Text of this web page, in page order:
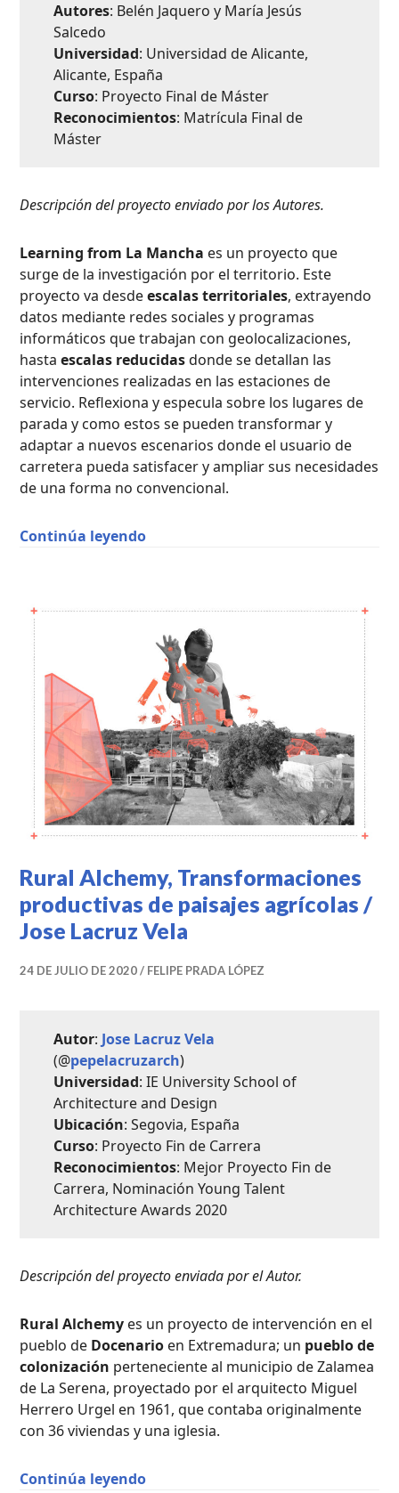
Autores: Belén Jaquero y María Jesús
Salcedo
Universidad: Universidad de Alicante,
Alicante, España
Curso: Proyecto Final de Máster
Reconocimientos: Matrícula Final de
Máster
Descripción del proyecto enviado por los Autores.
Learning from La Mancha es un proyecto que
surge de la investigación por el territorio. Este
proyecto va desdeescalas territoriales, extrayendo
datos mediante redes sociales y programas
informáticos que trabajan con geolocalizaciones,
hastaescalas reducidasdonde se detallan las
intervenciones realizadas en las estaciones de
servicio. Reflexiona y especula sobre los lugares de
parada y como estos se pueden transformar y
adaptar a nuevos escenarios donde el usuario de
carretera pueda satisfacer y ampliar sus necesidades
de una forma no convencional.
Continúa leyendo“Learning from La Mancha,
URBANISMO
PROYECTOS
ACADÉMICOS
PUBLICACIONES
DESTACADAS
Rural Alchemy, Transformaciones
productivas de paisajes agrícolas /
Jose Lacruz Vela
24 DE JULIO DE 2020 FELIPE PRADA LÓPEZ
Autor: Jose Lacruz Vela
(@pepelacruzarch)
Universidad: IE University School of
Architecture and Design
Ubicación: Segovia, España
Curso: Proyecto Fin de Carrera
Reconocimientos: Mejor Proyecto Fin de
Carrera, Nominación Young Talent
Architecture Awards 2020
Descripción del proyecto enviada por el Autor.
Rural Alchemy es un proyecto de intervención en el
pueblo de Docenario en Extremadura; un pueblo de
colonización perteneciente al municipio de Zalamea
de La Serena, proyectado por el arquitecto Miguel
Herrero Urgel en 1961, que contaba originalmente
con 36 viviendas y una iglesia.
Continúa leyendo“Rural Alchemy, Transformaciones